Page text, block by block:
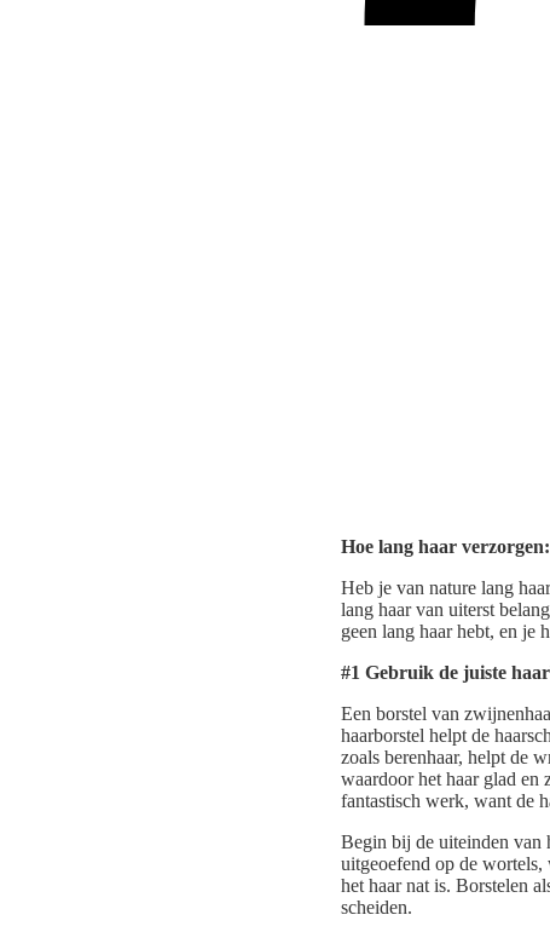
Hoe lang haar
Heb je van nature lang
lang haar van uiterst
geen lang haar hebt, en je
#1 Gebruik de juiste
Een borstel van
haarborstel helpt de
zoals berenhaar, helpt de
waardoor het haar glad en
fantastisch werk, want de
Begin bij de uiteinden van
uitgeoefend op de wortels,
het haar nat is. Borstelen
scheiden.